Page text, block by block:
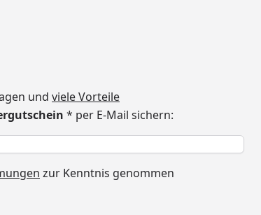
und viele Vorteile
* per E-Mail sichern:
zur Kenntnis genommen